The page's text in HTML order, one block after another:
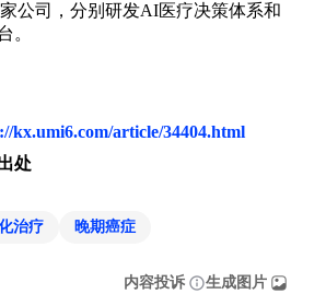
家公司，分别研发AI医疗决策体系和
。
kx.umi6.com/article/34404.html
处
治疗 晚期癌症
内容投诉 生成图片